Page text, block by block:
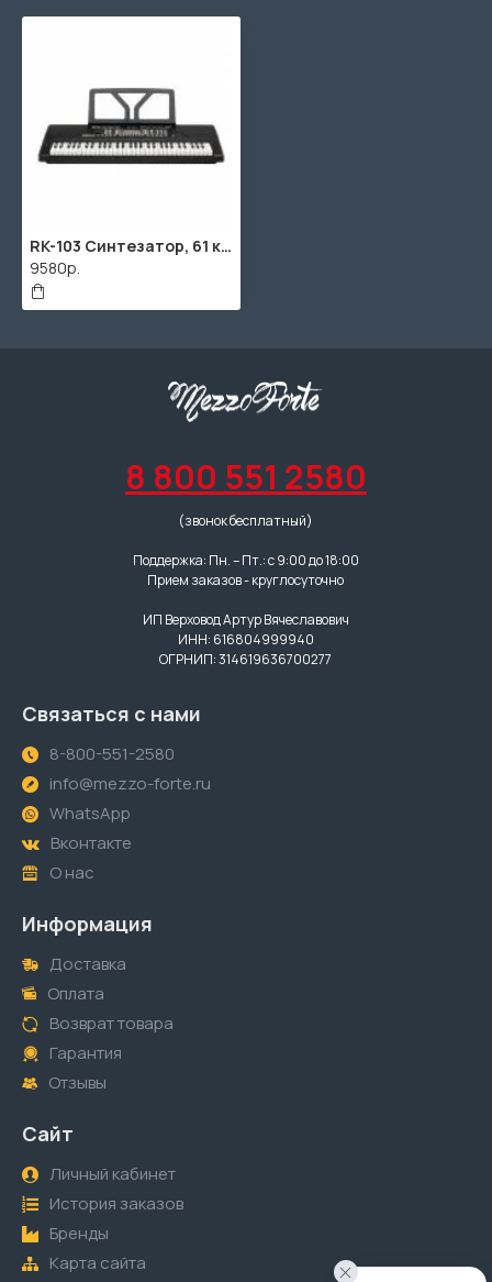
RK-103 Синтезатор, 61 клавиша, Rin
9580р.
8 800 551 2580
(звонок бесплатный)
Поддержка: Пн. – Пт.: с 9:00 до 18:00
Прием заказов - круглосуточно
ИП Верховод Артур Вячеславович
ИНН: 616804999940
ОГРНИП: 314619636700277
Связаться с нами
8-800-551-2580
info@mezzo-forte.ru
WhatsApp
Вконтакте
О нас
Информация
Доставка
Оплата
Возврат товара
Гарантия
Отзывы
Сайт
Личный кабинет
История заказов
Бренды
Карта сайта